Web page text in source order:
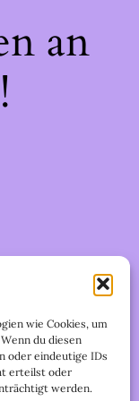
wie Cookies, um
du diesen
oder eindeutige IDs
erteilst oder
werden.
an